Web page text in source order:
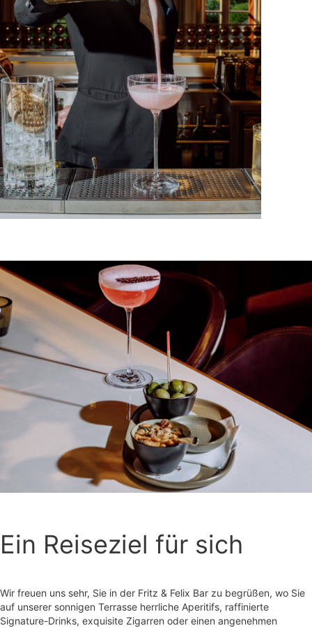
Ein Reiseziel für sich
Wir freuen uns sehr, Sie in der Fritz & Felix Bar zu begrüßen, wo Sie
auf unserer sonnigen Terrasse herrliche Aperitifs, raffinierte
Signature-Drinks, exquisite Zigarren oder einen angenehmen